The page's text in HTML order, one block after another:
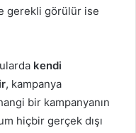
gerekli görülür ise
kendi
, kampanya
bir kampanyanın
hiçbir gerçek dışı